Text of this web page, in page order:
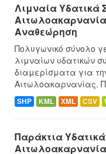
Λιμναία Υδατικά
Αναθεώρηση
Πολυγωνικό σύνολο
λιμναίων υδατικών
διαμερίσματα για
Αιτωλοακαρνανίας.
SHP KML XML CSV
Παράκτια